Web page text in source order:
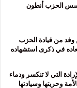
الحزب أنطون
من قيادة الحزب
في ذكرى استشهاده
للإرادة التي لا تنكسر ودماء
وحريتها وسيادتها